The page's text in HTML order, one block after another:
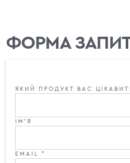
ФОРМА
ЯКИЙ ПРОДУКТ ВАС
ІМ'Я
EMAIL *